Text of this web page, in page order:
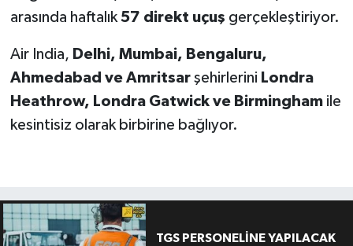
arasında haftalık 57 direkt uçuş gerçekleştiriyor.
Air India, Delhi, Mumbai, Bengaluru,
Ahmedabad ve Amritsarşehirlerini Londra
Heathrow, Londra Gatwick ve Birminghamile
kesintisiz olarak birbirine bağlıyor.
TGS PERSONELİNE YAPILACAK